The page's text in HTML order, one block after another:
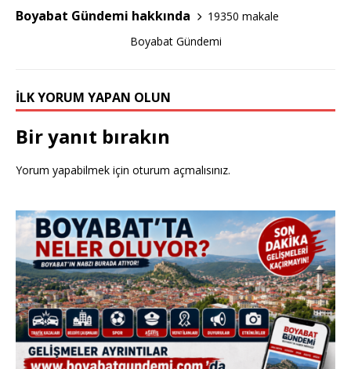
k
Boyabat Gündemi hakkında
19350 makale
Boyabat Gündemi
İLK YORUM YAPAN OLUN
Bir yanıt bırakın
Yorum yapabilmek için oturum açmalısınız.